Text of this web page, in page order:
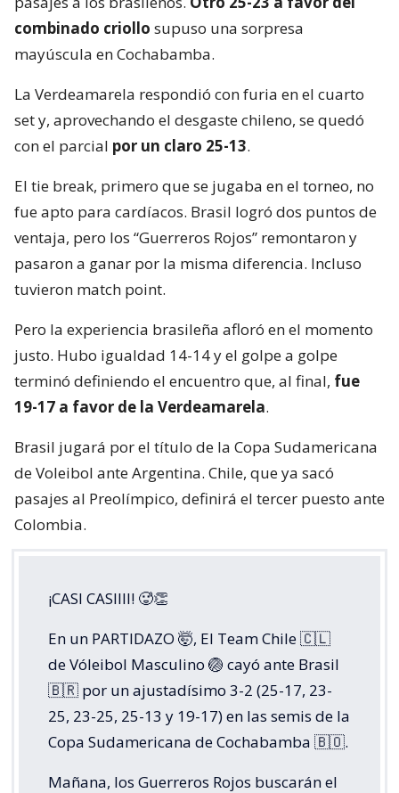
combinado criollo supuso una sorpresa
mayúscula en Cochabamba.
La Verdeamarela respondió con furia en el cuarto
set y, aprovechando el desgaste chileno, se quedó
con el parcial por un claro 25-13.
El tie break, primero que se jugaba en el torneo, no
fue apto para cardíacos. Brasil logró dos puntos de
ventaja, pero los “Guerreros Rojos” remontaron y
pasaron a ganar por la misma diferencia. Incluso
tuvieron match point.
Pero la experiencia brasileña afloró en el momento
justo. Hubo igualdad 14-14 y el golpe a golpe
terminó definiendo el encuentro que, al final, fue
19-17 a favor de la Verdeamarela.
Brasil jugará por el título de la Copa Sudamericana
de Voleibol ante Argentina. Chile, que ya sacó
pasajes al Preolímpico, definirá el tercer puesto ante
Colombia.
¡CASI CASIIII! 🥵👏
En un PARTIDAZO 🤯, El Team Chile 🇨🇱
de Vóleibol Masculino 🏐 cayó ante Brasil
🇧🇷 por un ajustadísimo 3-2 (25-17, 23-
25, 23-25, 25-13 y 19-17) en las semis de la
Copa Sudamericana de Cochabamba 🇧🇴.
Mañana, los Guerreros Rojos buscarán el